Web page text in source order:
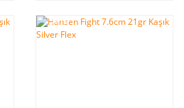
%10